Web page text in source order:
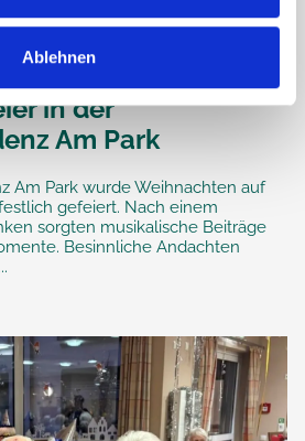
Ablehnen
in der
Am Park
Am Park wurde Weihnachten auf
gefeiert. Nach einem
sorgten musikalische Beiträge
Besinnliche Andachten